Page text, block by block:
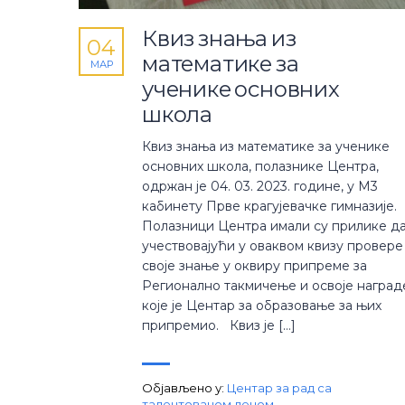
Квиз знања из
математике за
ученике основних
школа
04
МАР
Квиз знања из математике за ученике
основних школа, полазнике Центра,
одржан је 04. 03. 2023. године, у М3
кабинету Прве крагујевачке гимназије.
Полазници Центра имали су прилике
учествовајући у оваквом квизу провере
своје знање у оквиру припреме за
Регионално такмичење и освоје
које је Центар за образовање за њих
припремио. Квиз је […]
Објављено у: Центар за рад са